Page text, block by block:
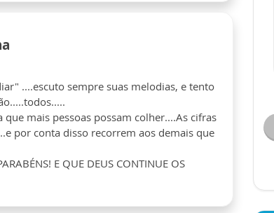
....escuto sempre suas melodias, e tento
mais pessoas possam colher....As cifras
por conta disso recorrem aos demais que
E QUE DEUS CONTINUE OS